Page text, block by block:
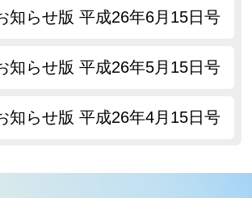
知らせ版 平成26年6月15日号
知らせ版 平成26年5月15日号
知らせ版 平成26年4月15日号